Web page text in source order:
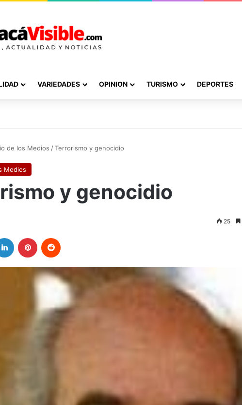
VARIEDADES OPINION TURISMO DEPORTES
de los Medios /Terrorismo y genocidio
Medios
y genocidio
25
LinkedIn Pinterest